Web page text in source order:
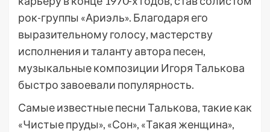
рок-группы «Ариэль». Благодаря его
выразительному голосу, мастерству
исполнения и таланту автора песен,
музыкальные композиции Игоря Талькова
быстро завоевали популярность.
Самые известные песни Талькова, такие как
«Чистые пруды», «Сон», «Такая женщина»,